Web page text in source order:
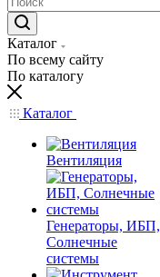
Каталог
По всему сайту
По каталогу
Каталог
Вентиляция
Генераторы, ИБП,
Солнечные
системы